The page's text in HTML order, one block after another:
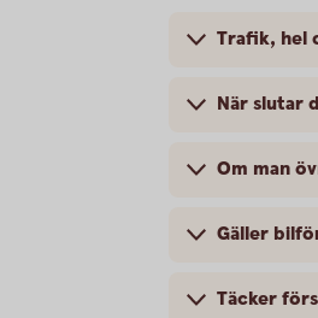
Trafik, hel
När slutar
Om man
Gäller
Täcker